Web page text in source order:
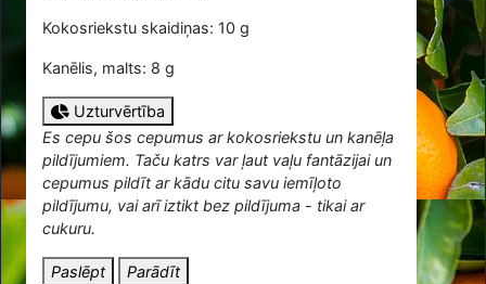
Kokosriekstu skaidiņas: 10 g
Kanēlis, malts: 8 g
Uzturvērtība
Es cepu šos cepumus ar kokosriekstu un kanēļa
pildījumiem. Taču katrs var ļaut vaļu fantāzijai un
cepumus pildīt ar kādu citu savu iemīļoto
pildījumu, vai arī iztikt bez pildījuma - tikai ar
cukuru.
Paslēpt Parādīt